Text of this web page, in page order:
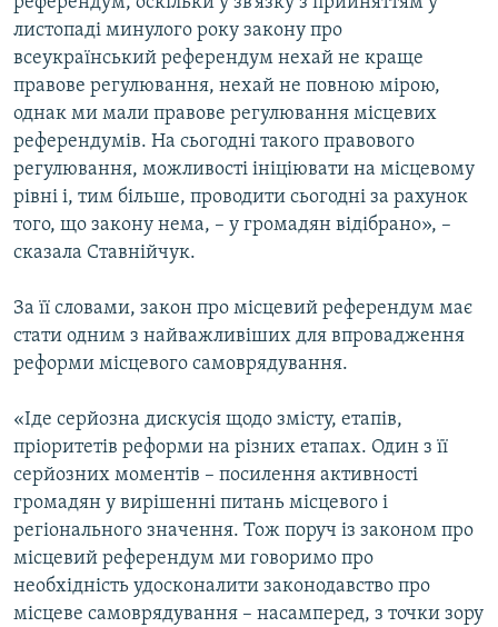
листопаді минулого року закону про
всеукраїнський референдум нехай не краще
правове регулювання, нехай не повною мірою,
однак ми мали правове регулювання місцевих
референдумів. На сьогодні такого правового
регулювання, можливості ініціювати на місцевому
рівні і, тим більше, проводити сьогодні за рахунок
того, що закону нема, – у громадян відібрано», –
сказала Ставнійчук.
За її словами, закон про місцевий референдум має
стати одним з найважливіших для впровадження
реформи місцевого самоврядування.
«Іде серйозна дискусія щодо змісту, етапів,
пріоритетів реформи на різних етапах. Один з її
серйозних моментів – посилення активності
громадян у вирішенні питань місцевого і
регіонального значення. Тож поруч із законом про
місцевий референдум ми говоримо про
необхідність удосконалити законодавство про
місцеве самоврядування – насамперед, з точки зору